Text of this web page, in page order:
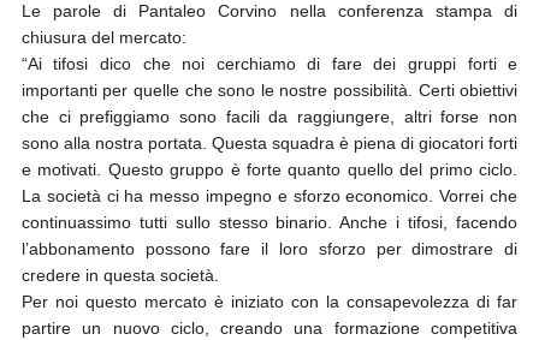
Le parole di Pantaleo Corvino nella conferenza stampa di
chiusura del mercato:
“Ai tifosi dico che noi cerchiamo di fare dei gruppi forti e
importanti per quelle che sono le nostre possibilità. Certi obiettivi
che ci prefiggiamo sono facili da raggiungere, altri forse non
sono alla nostra portata. Questa squadra è piena di giocatori forti
e motivati. Questo gruppo è forte quanto quello del primo ciclo.
La società ci ha messo impegno e sforzo economico. Vorrei che
continuassimo tutti sullo stesso binario. Anche i tifosi, facendo
l’abbonamento possono fare il loro sforzo per dimostrare di
credere in questa società.
Per noi questo mercato è iniziato con la consapevolezza di far
partire un nuovo ciclo, creando una formazione competitiva